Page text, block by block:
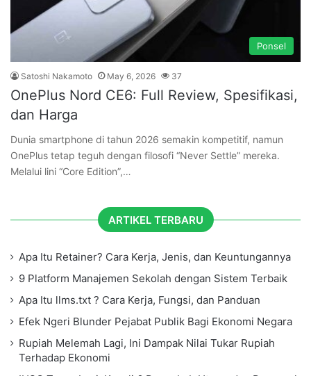
Ponsel
Satoshi Nakamoto May 6, 2026 37
OnePlus Nord CE6: Full Review, Spesifikasi,
dan Harga
Dunia smartphone di tahun 2026 semakin kompetitif, namun
OnePlus tetap teguh dengan filosofi “Never Settle” mereka.
Melalui lini “Core Edition”,…
ARTIKEL TERBARU
Apa Itu Retainer? Cara Kerja, Jenis, dan Keuntungannya
9 Platform Manajemen Sekolah dengan Sistem Terbaik
Apa Itu llms.txt ? Cara Kerja, Fungsi, dan Panduan
Efek Ngeri Blunder Pejabat Publik Bagi Ekonomi Negara
Rupiah Melemah Lagi, Ini Dampak Nilai Tukar Rupiah
Terhadap Ekonomi